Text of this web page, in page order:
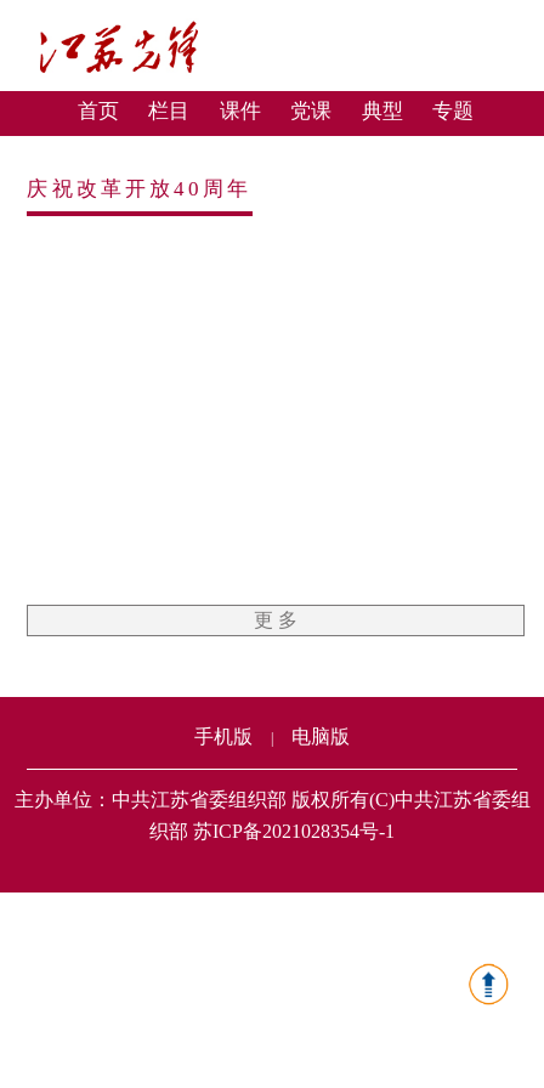
首页 栏目 课件 党课 典型 专题
庆祝改革开放40周年
更 多
手机版 电脑版
主办单位：中共江苏省委组织部 版权所有(C)中共江苏省委组
织部 苏ICP备2021028354号-1